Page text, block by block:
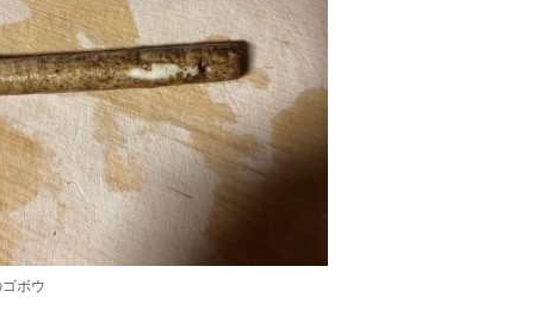
ボウ